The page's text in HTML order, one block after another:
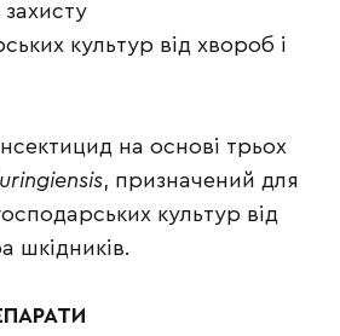
культур від хвороб і
на основі трьох
, призначений для
культур від
шкідників.